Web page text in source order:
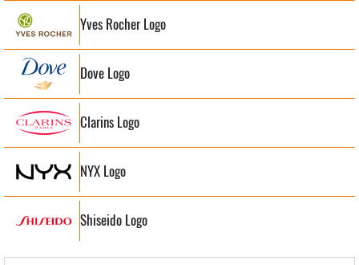
Yves Rocher Logo
Dove Logo
Clarins Logo
NYX Logo
Shiseido Logo